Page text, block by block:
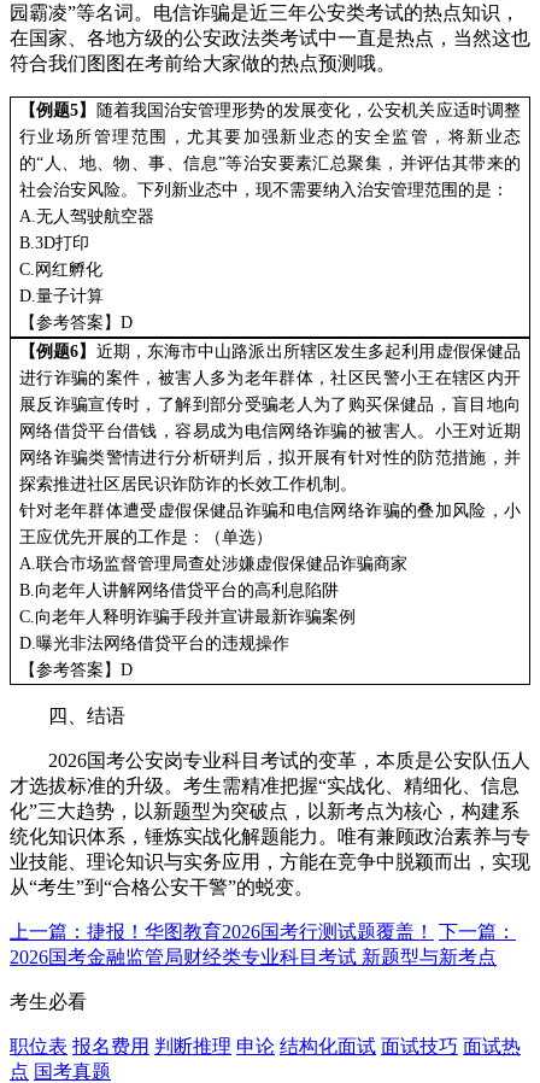
园霸凌”等名词。电信诈骗是近三年公安类考试的热点知识，
在国家、各地方级的公安政法类考试中一直是热点，当然这也
符合我们图图在考前给大家做的热点预测哦。
【例题5】
随着我国治安管理形势的发展变化，公安机关应适时调整
行业场所管理范围，尤其要加强新业态的安全监管，将新业态
的“人、地、物、事、信息”等治安要素汇总聚集，并评估其带来的
社会治安风险。下列新业态中，现不需要纳入治安管理范围的是：
A.无人驾驶航空器
B.3D打印
C.网红孵化
D.量子计算
【参考答案】 D
【例题6】 近期，东海市中山路派出所辖区发生多起利用虚假保健品
进行诈骗的案件，被害人多为老年群体，社区民警小王在辖区内开
展反诈骗宣传时，了解到部分受骗老人为了购买保健品，盲目地向
网络借贷平台借钱，容易成为电信网络诈骗的被害人。小王对近期
网络诈骗类警情进行分析研判后，拟开展有针对性的防范措施，并
探索推进社区居民识诈防诈的长效工作机制。
针对老年群体遭受虚假保健品诈骗和电信网络诈骗的叠加风险，小
王应优先开展的工作是：（单选）
A. 联合市场监督管理局查处涉嫌虚假保健品诈骗商家
B. 向老年人讲解网络借贷平台的高利息陷阱
C. 向老年人释明诈骗手段并宣讲最新诈骗案例
D. 曝光非法网络借贷平台的违规操作
【参考答案】 D
四、结语​
2026国考公安岗专业科目考试的变革，本质是公安队伍人
才选拔标准的升级。考生需精准把握“实战化、精细化、信息
化”三大趋势，以新题型为突破点，以新考点为核心，构建系
统化知识体系，锤炼实战化解题能力。唯有兼顾政治素养与专
业技能、理论知识与实务应用，方能在竞争中脱颖而出，实现
从“考生”到“合格公安干警”的蜕变。​
上一篇：捷报！华图教育2026国考行测试题覆盖！
下一篇：
2026国考金融监管局财经类专业科目考试 新题型与新考点
考生必看
职位表 报名费用 判断推理 申论 结构化面试 面试技巧 面试热
点 国考真题